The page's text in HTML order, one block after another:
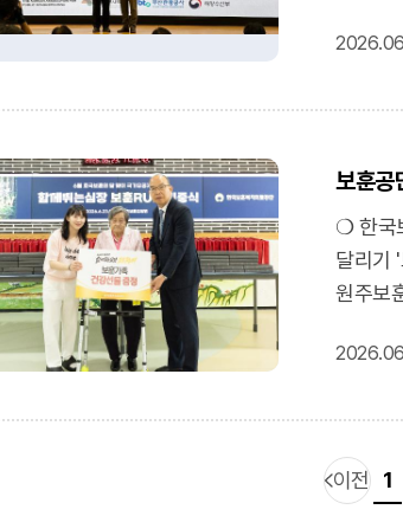
크다”
있도록
그림책
결과
공감으
기억 그
http://
기반 예
적기 치
이어 AI
실시간
가능하
강화한
추진해
제공할
수상
보훈
❍ 한국
달리기
원주보
위해 마
달성했
원주보
전달했
이전 1